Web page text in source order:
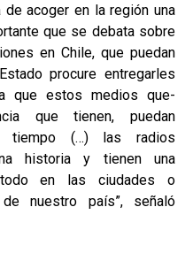
acoger en la región una
que se debata sobre
en Chile, que puedan
procure entregarles
que estos medios que-
que tienen, puedan
tiempo (…) las radios
historia y tienen una
todo en las ciudades o
nuestro país”, señaló